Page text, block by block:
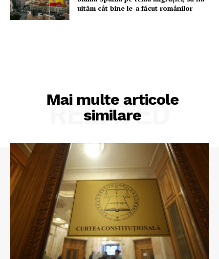
uităm cât bine le-a făcut românilor
Mai multe articole
similare
RELATED